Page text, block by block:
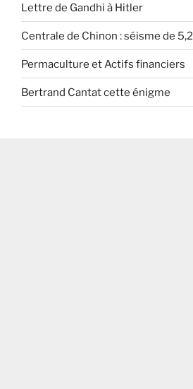
Lettre de Gandhi à Hitler
Centrale de Chinon : séisme de 5,2
Permaculture et Actifs financiers
Bertrand Cantat cette énigme